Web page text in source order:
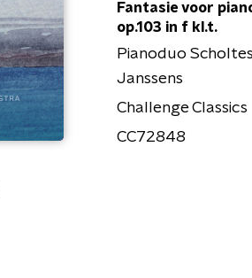
Fantasie voor
op.103 in f kl.t.
Pianoduo
Janssens
Challenge Classics
CC72848